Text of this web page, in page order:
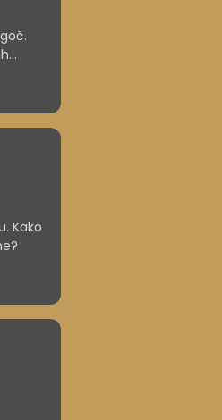
Kako